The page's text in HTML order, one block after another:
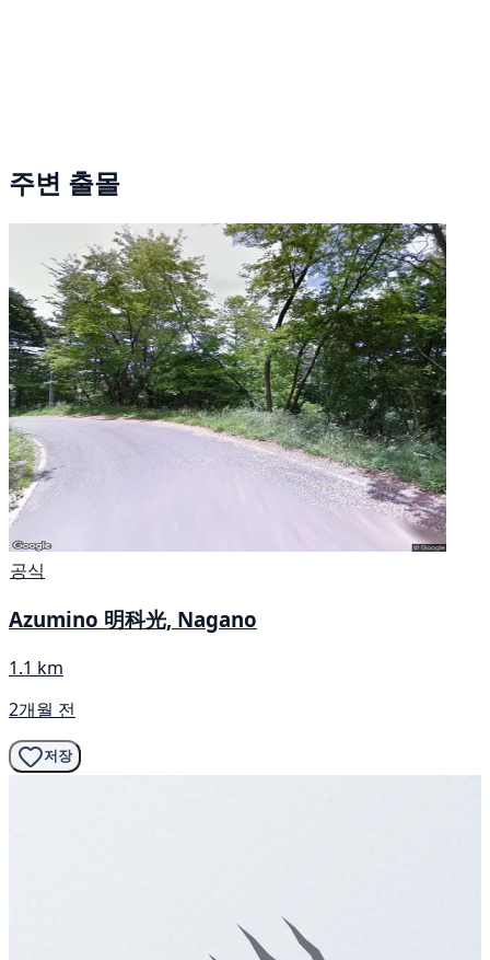
주변 출몰
공식
Azumino 明科光, Nagano
1.1 km
2개월 전
저장